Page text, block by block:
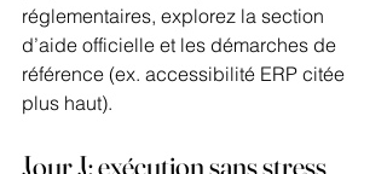
réglementaires, explorez la section
d’aide officielle et les démarches de
référence (ex. accessibilité ERP citée
plus haut).
Jour J: exécution sans stress